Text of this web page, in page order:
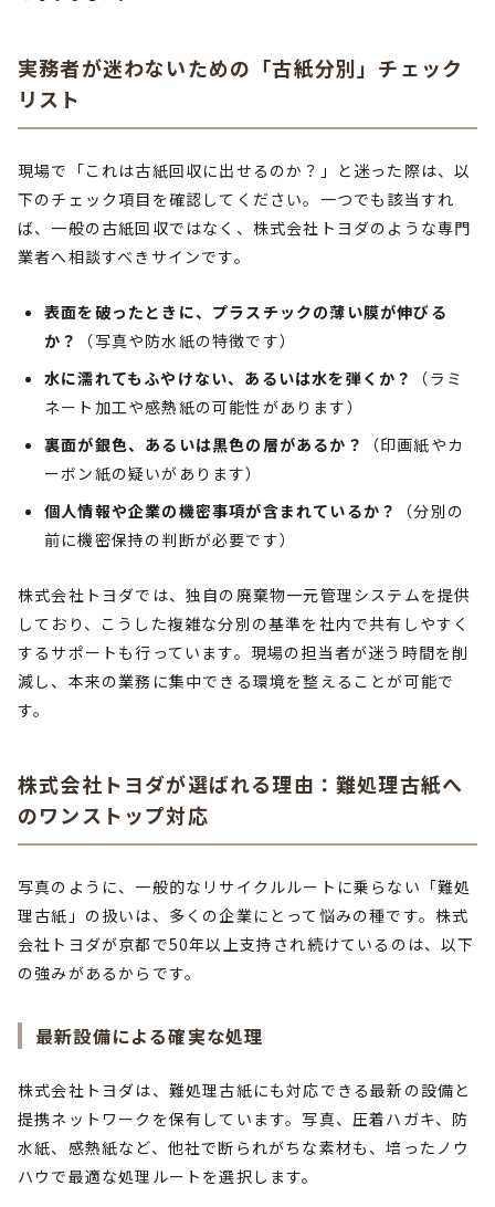
実務者が迷わないための「古紙分別」チェック
リスト
現場で「これは古紙回収に出せるのか？」と迷った際は、以
下のチェック項目を確認してください。一つでも該当すれ
ば、一般の古紙回収ではなく、株式会社トヨダのような専門
業者へ相談すべきサインです。
表面を破ったときに、プラスチックの薄い膜が伸びる
か？
（写真や防水紙の特徴です）
水に濡れてもふやけない、あるいは水を弾くか？
（ラミ
ネート加工や感熱紙の可能性があります）
裏面が銀色、あるいは黒色の層があるか？
（印画紙やカ
ーボン紙の疑いがあります）
個人情報や企業の機密事項が含まれているか？
（分別の
前に機密保持の判断が必要です）
株式会社トヨダでは、独自の廃棄物一元管理システムを提供
しており、こうした複雑な分別の基準を社内で共有しやすく
するサポートも行っています。現場の担当者が迷う時間を削
減し、本来の業務に集中できる環境を整えることが可能で
す。
株式会社トヨダが選ばれる理由：難処理古紙へ
のワンストップ対応
写真のように、一般的なリサイクルルートに乗らない「難処
理古紙」の扱いは、多くの企業にとって悩みの種です。株式
会社トヨダが京都で50年以上支持され続けているのは、以下
の強みがあるからです。
最新設備による確実な処理
株式会社トヨダは、難処理古紙にも対応できる最新の設備と
提携ネットワークを保有しています。写真、圧着ハガキ、防
水紙、感熱紙など、他社で断られがちな素材も、培ったノウ
ハウで最適な処理ルートを選択します。